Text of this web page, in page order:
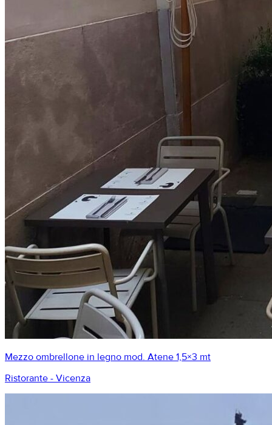
Mezzo ombrellone in legno mod. Atene 1,5×3 mt
Ristorante - Vicenza